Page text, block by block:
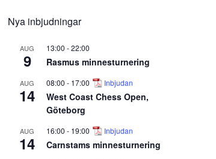
Nya inbjudningar
AUG
9
13:00 -22:00
Rasmus minnesturnering
AUG
14
08:00 - 17:00 Inbjudan
West Coast Chess Open,
Göteborg
AUG
14
16:00 - 19:00 Inbjudan
Carnstams minnesturnering